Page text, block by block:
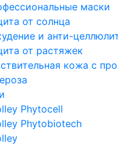
маски
от солнца
и анти-
от растяжек
кожа с
Phytocell
Phytobiotech